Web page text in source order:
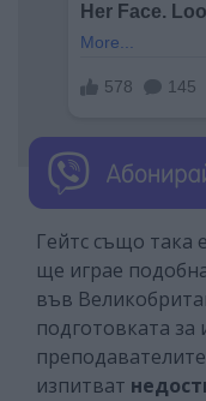
Гейтс също така
ще играе
във
подготовката за
изпитват